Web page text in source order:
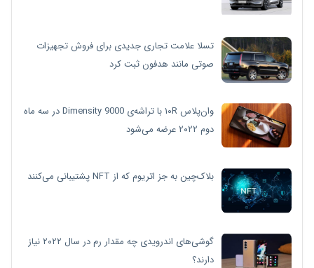
تسلا علامت تجاری جدیدی برای فروش تجهیزات
صوتی مانند هدفون ثبت کرد
وان‌پلاس ۱۰R با تراشه‌ی Dimensity 9000 در سه ماه
دوم ۲۰۲۲ عرضه می‌شود
بلاک‌چین به جز اتریوم که از NFT پشتیبانی می‌کنند
گوشی‌های اندرویدی چه مقدار رم در سال ۲۰۲۲ نیاز
دارند؟